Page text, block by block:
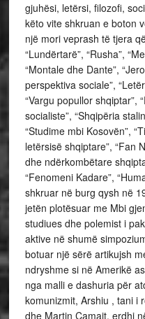
gjuhësi, letërsi, filozofi,
këto vite shkruan e boton
një mori veprash të tjera
“Lundërtarë”, “Rusha”,
“Montale dhe Dante”,
perspektiva sociale”,
“Vargu popullor shqiptar”,
socialiste”, “Shqipëria
“Studime mbi Kosovën”,
letërsisë shqiptare”, “Fan
dhe ndërkombëtare
“Fenomeni Kadare”,
shkruar në burg qysh në
jetën plotësuar me Mbi
studiues dhe polemist i
aktive në shumë
botuar një sërë artikujsh
ndryshme si në Amerikë
nga malli e dashuria për
komunizmit, Arshiu , tani i
dhe Martin Camajt, erdhi